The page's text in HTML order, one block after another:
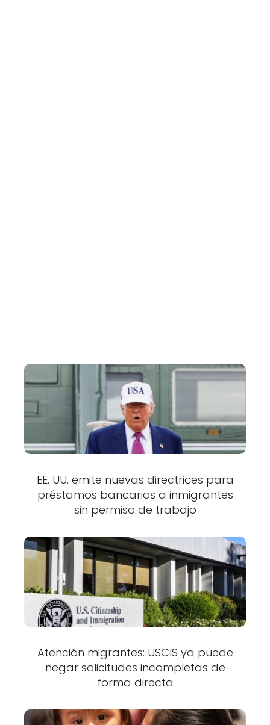
EE. UU. emite nuevas directrices para
préstamos bancarios a inmigrantes
sin permiso de trabajo
Atención migrantes: USCIS ya puede
negar solicitudes incompletas de
forma directa